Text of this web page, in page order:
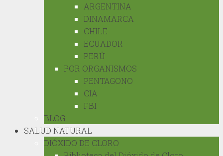
ARGENTINA
DINAMARCA
CHILE
ECUADOR
PERÚ
POR ORGANISMOS
PENTAGONO
CIA
FBI
BLOG
SALUD NATURAL
DIÓXIDO DE CLORO